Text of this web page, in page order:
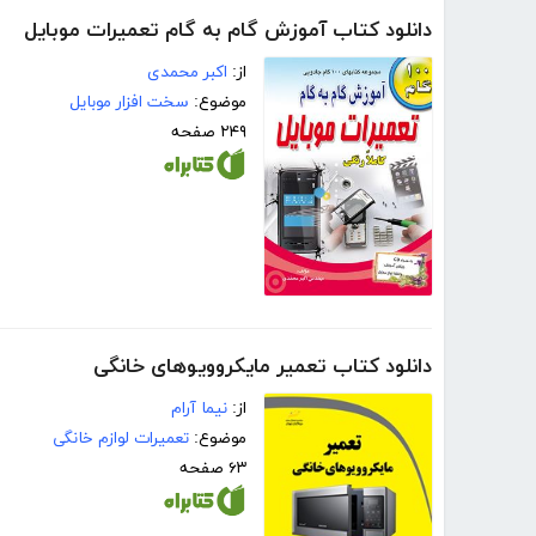
دانلود کتاب آموزش گام به گام تعمیرات موبایل
از: اکبر محمدی
موضوع: سخت افزار موبایل
۲۴۹ صفحه
دانلود کتاب تعمیر مایکروویوهای خانگی
از: نیما آرام
موضوع: تعمیرات لوازم خانگی
۶۳ صفحه